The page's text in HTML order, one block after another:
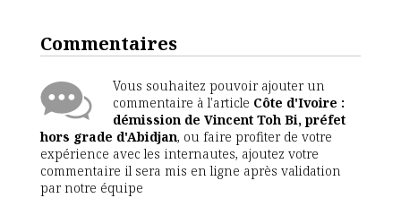
Commentaires
Vous souhaitez pouvoir ajouter un
commentaire à l'article Côte d'Ivoire :
démission de Vincent Toh Bi, préfet
hors grade d'Abidjan, ou faire profiter de votre
expérience avec les internautes, ajoutez votre
commentaire il sera mis en ligne après validation
par notre équipe